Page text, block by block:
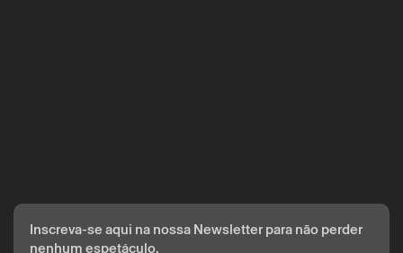
Inscreva-se aqui na nossa Newsletter para não perder
nenhum espetáculo.